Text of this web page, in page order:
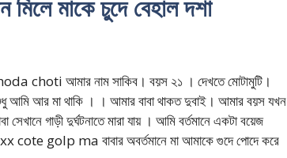
মাকে চুদে বেহাল দশা
choti আমার নাম সাকিব। বয়স ২১ । দেখতে মোটামুটি।
আমি আর মা থাকি । । আমার বাবা থাকত দুবাই। আমার বয়স যখন
সেখানে গাড়ী দুর্ঘটনাতে মারা যায় । আমি বর্তমানে একটা বয়েজ
cote golp ma বাবার অবর্তমানে মা আমাকে গুদে পোদে করে